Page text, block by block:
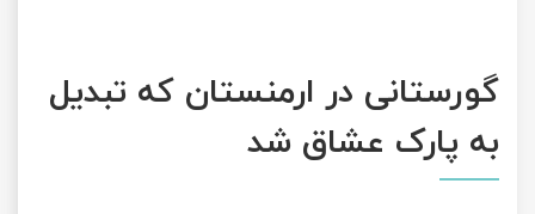
گورستانی در ارمنستان که تبدیل
به پارک عشاق شد